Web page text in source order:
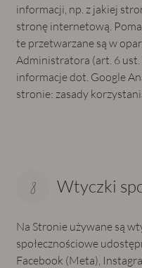
informacji, np. z jakiej
stronę internetową.
te przetwarzane są w
Administratora (art. 6 ust.
informacje dot. Google
stronie: zasady
Wtyczki
Na Stronie używane są
społecznościowe
Facebook (Meta),